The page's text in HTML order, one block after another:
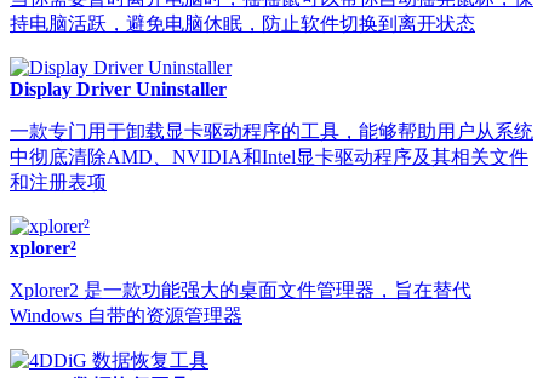
持电脑活跃，避免电脑休眠，防止软件切换到离开状态
Display Driver Uninstaller
一款专门用于卸载显卡驱动程序的工具，能够帮助用户从系统
中彻底清除AMD、NVIDIA和Intel显卡驱动程序及其相关文件
和注册表项
xplorer²
Xplorer2 是一款功能强大的桌面文件管理器，旨在替代
Windows 自带的资源管理器